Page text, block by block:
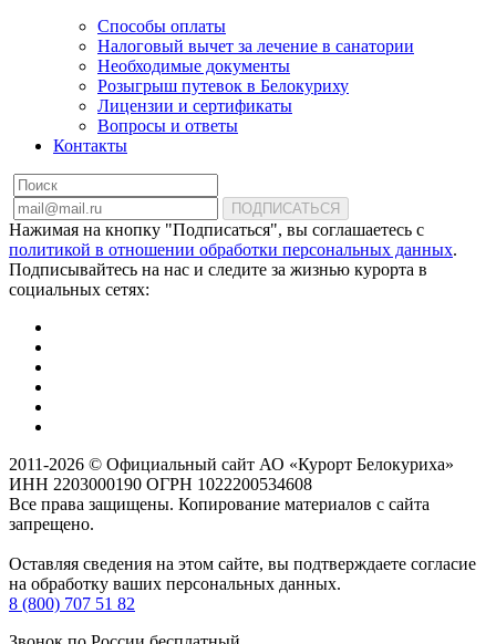
Способы оплаты
Налоговый вычет за лечение в санатории
Необходимые документы
Розыгрыш путевок в Белокуриху
Лицензии и сертификаты
Вопросы и ответы
Контакты
ПОДПИСАТЬСЯ
Нажимая на кнопку "Подписаться", вы соглашаетесь с
политикой в отношении обработки персональных данных.
Подписывайтесь на нас и следите за жизнью курорта в
социальных сетях:
2011-2026 © Официальный сайт АО «Курорт Белокуриха»
ИНН 2203000190 ОГРН 1022200534608
Все права защищены. Копирование материалов с сайта
запрещено.
Оставляя сведения на этом сайте, вы подтверждаете согласие
на обработку ваших персональных данных.
8 (800) 707 51 82